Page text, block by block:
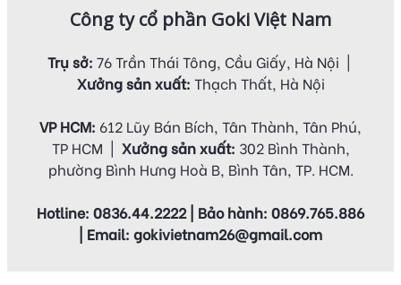
Công ty cổ phần Goki Việt Nam
Trụ sở: 76 Trần Thái Tông, Cầu Giấy, Hà Nội |
Xưởng sản xuất: Thạch Thất, Hà Nội
VP HCM: 612 Lũy Bán Bích, Tân Thành, Tân Phú,
TP HCM | Xưởng sản xuất: 302 Bình Thành,
phường Bình Hưng Hoà B, Bình Tân, TP. HCM.
Hotline: 0836.44.2222 | Bảo hành: 0869.765.886
| Email: gokivietnam26@gmail.com